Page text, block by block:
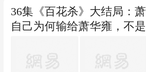
36集《百花杀》大结局：
自己为何输给萧华雍，不